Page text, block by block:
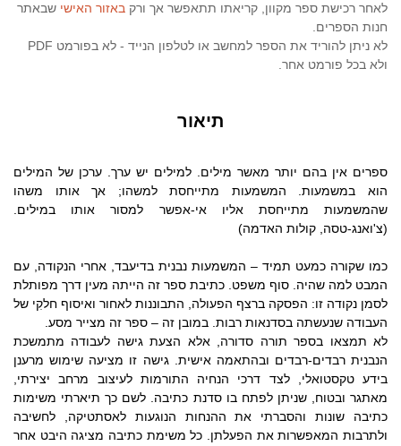
לאחר רכישת ספר מקוון, קריאתו תתאפשר אך ורק באזור האישי שבאתר
חנות הספרים.
לא ניתן להוריד את הספר למחשב או לטלפון הנייד - לא בפורמט PDF
ולא בכל פורמט אחר.
תיאור
ספרים אין בהם יותר מאשר מילים. למילים יש ערך. ערכן של המילים
הוא במשמעות. המשמעות מתייחסת למשהו; אך אותו משהו
שהמשמעות מתייחסת אליו אי-אפשר למסור אותו במילים.
(צ'ואנג-טסה, קולות האדמה)
כמו שקורה כמעט תמיד – המשמעות נבנית בדיעבד, אחרי הנקודה, עם
המבט למה שהיה. סוף משפט. כתיבת ספר זה הייתה מעין דרך מפותלת
לסמן נקודה זו: הפסקה ברצף הפעולה, התבוננות לאחור ואיסוף חלקִי של
העבודה שנעשתה בסדנאות רבות. במובן זה – ספר זה מצייר מסע.
לא תמצאו בספר תורה סדורה, אלא הצעת גישה לעבודה מתמשכת
הנבנית רבדים-רבדים ובהתאמה אישית. גישה זו מציעה שימוש מרענן
בידע טקסטואלי, לצד דרכי הנחיה התורמות לעיצוב מרחב יצירתי,
מאתגר ובטוח, שניתן לפתח בו סדנת כתיבה. לשם כך תיארתי משימות
כתיבה שונות והסברתי את ההנחות הנוגעות לאסתטיקה, לחשיבה
ולתרבות המאפשרות את הפעלתן. כל משימת כתיבה מציגה היבט אחר